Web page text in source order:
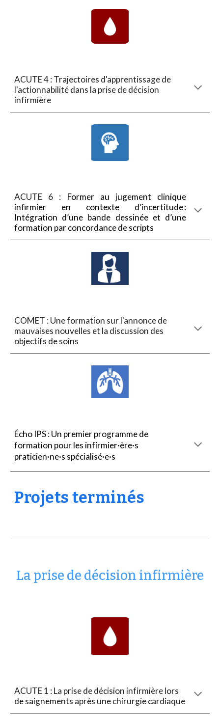
ACUTE 4 : Trajectoires d'apprentissage de
l'actionnabilité dans la prise de décision
infirmière
ACUTE 6 :
Former au jugement clinique
infirmier en contexte d’incertitude :
Intégration d’une bande dessinée et d’une
formation par concordance de scripts
COMET : Une formation sur l'annonce de
mauvaises nouvelles et la discussion des
objectifs de soins
Écho IPS : Un premier programme de
formation pour les infirmier·ère·s
praticien·ne·s spécialisé·e·s
Projets terminés
La prise de décision infirmière
ACUTE 1 : La prise de décision infirmière lors
de saignements après une chirurgie cardiaque